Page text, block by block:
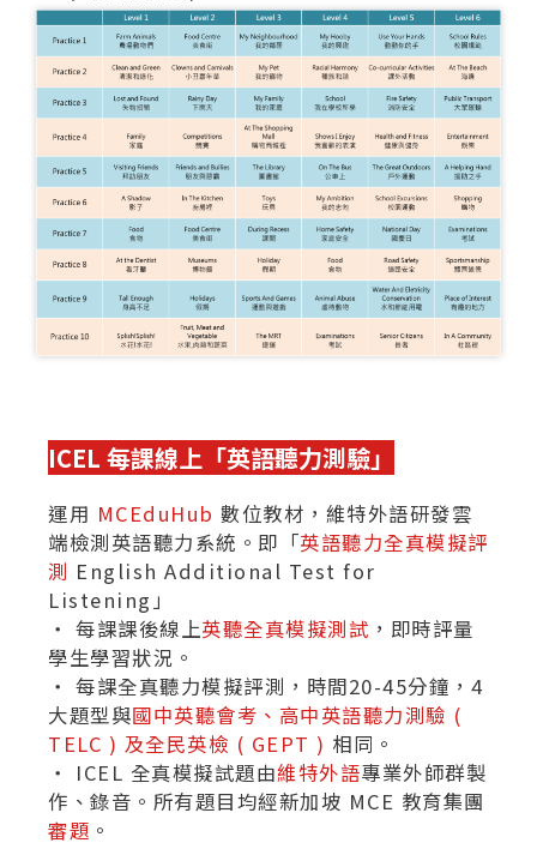
ICEL 每課線上「英語聽力測驗」
運用 MCEduHub 數位教材，維特外語研發雲
端檢測英語聽力系統。即「英語聽力全真模擬評
測 English Additional Test for
Listening」
‧ 每課課後線上英聽全真模擬測試 ，即時評量
學生學習狀況。
‧ 每課全真聽力模擬評測，時間20-45分鐘，4
大題型與國中英聽會考、高中英語聽力測驗 (
TELC ) 及全民英檢 ( GEPT ) 相同。
‧ ICEL 全真模擬試題由維特外語專業外師群製
作、錄音。所有題目均經新加坡 MCE 教育集團
審題 。